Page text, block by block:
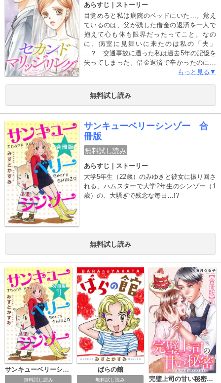
庭だった。
あらすじ｜ストーリー
目覚めると私は病院のベッドにいた…。覚え
ているのは、父が残した借金の返済を一人で
抱えて心も体も限界だったってこと。なの
に、病室に見舞いに来たのは私の「夫」
…？ 交通事故に遭った私は過去5年の記憶を
失ってしまった。借金返済で辛かったのに、
この忘れた5年の間に結婚していたなんて
美しい。 私を本気で心配する優しい彼に惹か
れていくけれど、持ってきてくれる服がすべ
いような彼の振る舞いに、信じたいけれど、
疑いは大きくなるばかりで――？ ※同タイト
ルの1～3話を収録した合冊版です。重複購入
にご注意ください。
もっと見る▼
無料試し読み
サンキューベリーシンゾー 合
冊版
無料試し読み
あらすじ｜ストーリー
大学5年生（22歳）のみゆきと彼女に振り回さ
れる、ハムスターで大学2年生のシンゾー（1
歳）の、大騒ぎで残念な毎日…!?
無料試し読み
サンキューベリーシンゾー 分冊版
無料試し読み
ばらの館
無料試し読み 完璧上司の甘い秘密～黒川先輩はオカン力高め～【合冊版】